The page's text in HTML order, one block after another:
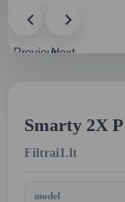
PreviousNext
Smarty 2X
Filtrai1.lt
model